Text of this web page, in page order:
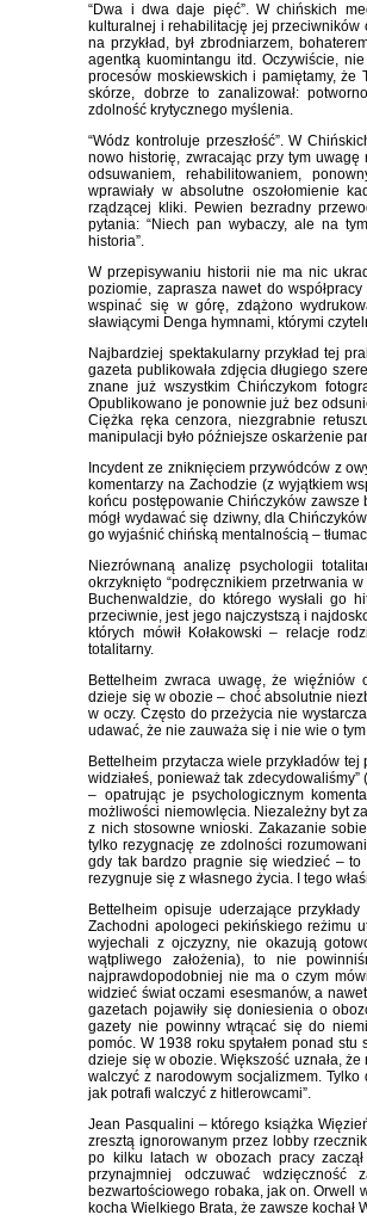
“Dwa i dwa daje pięć”. W chińskich
kulturalnej i rehabilitację jej
na przykład, był zbrodniarzem,
agentką kuomintangu itd. Oczywiście,
procesów moskiewskich i pamiętamy, że
skórze, dobrze to zanalizował:
zdolność krytycznego myślenia.
“Wódz kontroluje przeszłość”. W
nowo historię, zwracając przy tym uwagę
odsuwaniem, rehabilitowaniem,
wprawiały w absolutne oszołomienie
rządzącej kliki. Pewien bezradny
pytania: “Niech pan wybaczy, ale na
historia”.
W przepisywaniu historii nie ma nic
poziomie, zaprasza nawet do
wspinać się w górę, zdążono
sławiącymi Denga hymnami, którymi
Najbardziej spektakularny przykład tej
gazeta publikowała zdjęcia długiego
znane już wszystkim Chińczykom
Opublikowano je ponownie już bez
Ciężka ręka cenzora, niezgrabnie
manipulacji było późniejsze oskarżenie
Incydent ze zniknięciem przywódców z
komentarzy na Zachodzie (z wyjątkiem
końcu postępowanie Chińczyków zawsze
mógł wydawać się dziwny, dla
go wyjaśnić chińską mentalnością –
Niezrównaną analizę psychologii
okrzyknięto “podręcznikiem przetrwania
Buchenwaldzie, do którego wysłali go
przeciwnie, jest jego najczystszą i
których mówił Kołakowski – relacje
totalitarny.
Bettelheim zwraca uwagę, że więźniów
dzieje się w obozie – choć absolutnie
w oczy. Często do przeżycia nie
udawać, że nie zauważa się i nie wie o
Bettelheim przytacza wiele przykładów
widziałeś, ponieważ tak
– opatrując je psychologicznym
możliwości niemowlęcia. Niezależny byt
z nich stosowne wnioski. Zakazanie
tylko rezygnację ze zdolności
gdy tak bardzo pragnie się wiedzieć – to
rezygnuje się z własnego życia. I tego
Bettelheim opisuje uderzające
Zachodni apologeci pekińskiego reżimu
wyjechali z ojczyzny, nie okazują
wątpliwego założenia), to nie
najprawdopodobniej nie ma o czym
widzieć świat oczami esesmanów, a
gazetach pojawiły się doniesienia o
gazety nie powinny wtrącać się do
pomóc. W 1938 roku spytałem ponad
dzieje się w obozie. Większość uznała,
walczyć z narodowym socjalizmem.
jak potrafi walczyć z hitlerowcami”.
Jean Pasqualini – którego książka
zresztą ignorowanym przez lobby
po kilku latach w obozach pracy
przynajmniej odczuwać
bezwartościowego robaka, jak on. Orwell
kocha Wielkiego Brata, że zawsze kochał